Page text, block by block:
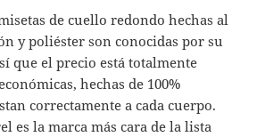
de cuello redondo hechas al
y poliéster son conocidas por su
que el precio está totalmente
hechas de 100%
correctamente a cada cuerpo.
es la marca más cara de la lista